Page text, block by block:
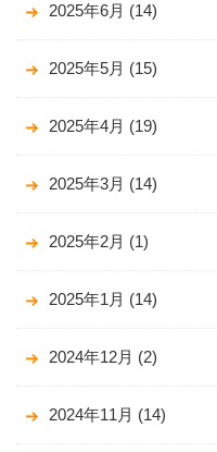
2025年6月 (14)
2025年5月 (15)
2025年4月 (19)
2025年3月 (14)
2025年2月 (1)
2025年1月 (14)
2024年12月 (2)
2024年11月 (14)